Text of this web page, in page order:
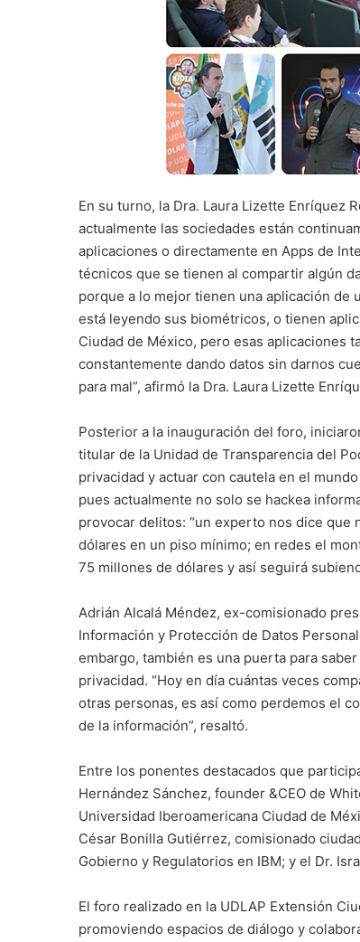
En su turno, la Dra. Laura Lizette Enríquez
actualmente las sociedades están
aplicaciones o directamente en Apps de
técnicos que se tienen al compartir algún
porque a lo mejor tienen una aplicación de
está leyendo sus biométricos, o tienen
Ciudad de México, pero esas aplicaciones
constantemente dando datos sin darnos
para mal”, afirmó la Dra. Laura Lizette
Posterior a la inauguración del foro,
titular de la Unidad de Transparencia del
privacidad y actuar con cautela en el
pues actualmente no solo se hackea
provocar delitos: “un experto nos dice
dólares en un piso mínimo; en redes el
75 millones de dólares y así seguirá
Adrián Alcalá Méndez, ex-comisionado
Información y Protección de Datos
embargo, también es una puerta para
privacidad. “Hoy en día cuántas veces
otras personas, es así como perdemos el
de la información”, resaltó.
Entre los ponentes destacados que
Hernández Sánchez, founder &CEO de
Universidad Iberoamericana Ciudad de
César Bonilla Gutiérrez, comisionado
Gobierno y Regulatorios en IBM; y el Dr.
El foro realizado en la UDLAP Extensión
promoviendo espacios de diálogo y